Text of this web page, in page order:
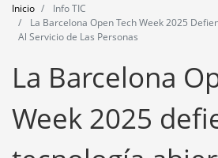
Agenda
Herramientas
Inicio
Info TIC
La Barcelona Open Tech Week 2025
Al Servicio de Las Personas
La Barcelona
Week 2025